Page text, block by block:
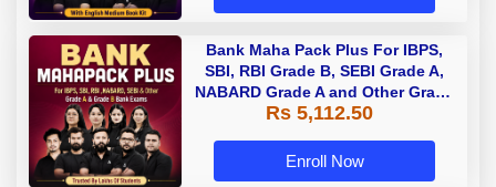
Bank Maha Pack Plus For IBPS,
SBI, RBI Grade B, SEBI Grade A,
NABARD Grade A and Other Grade
A & Grade B Bank Exams
Rs 5,112.50
Enroll Now